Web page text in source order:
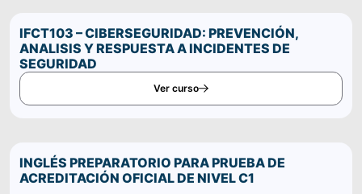
IFCT103 – CIBERSEGURIDAD: PREVENCIÓN,
ANALISIS Y RESPUESTA A INCIDENTES DE
SEGURIDAD
Ver curso
INGLÉS PREPARATORIO PARA PRUEBA DE
ACREDITACIÓN OFICIAL DE NIVEL C1